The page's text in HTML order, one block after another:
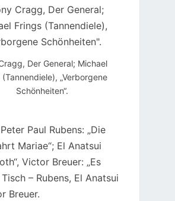
Der General; Michael
(Tannendiele), „Verborgene
Schönheiten“.
Paul Rubens: „Die
Mariae“; El Anatsui
Victor Breuer: „Es
– Rubens, El Anatsui
Breuer.